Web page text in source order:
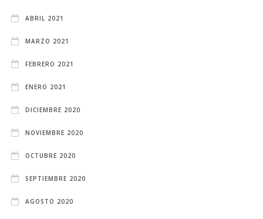
ABRIL 2021
MARZO 2021
FEBRERO 2021
ENERO 2021
DICIEMBRE 2020
NOVIEMBRE 2020
OCTUBRE 2020
SEPTIEMBRE 2020
AGOSTO 2020